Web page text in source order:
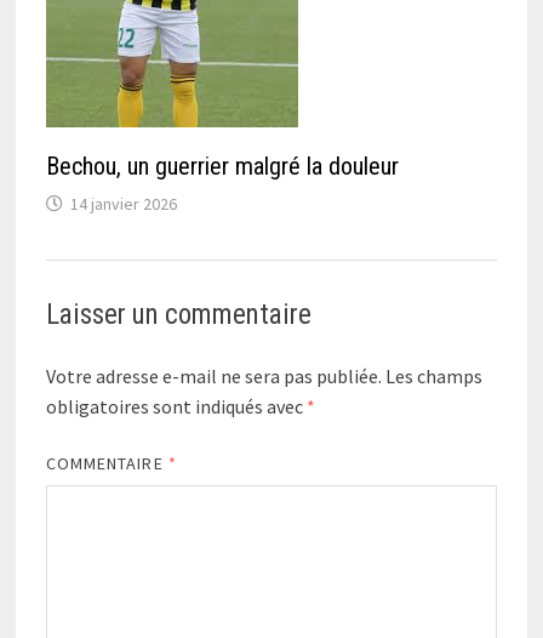
Bechou, un guerrier malgré la douleur
14 janvier 2026
Laisser un commentaire
Votre adresse e-mail ne sera pas publiée. Les champs
obligatoires sont indiqués avec *
COMMENTAIRE *